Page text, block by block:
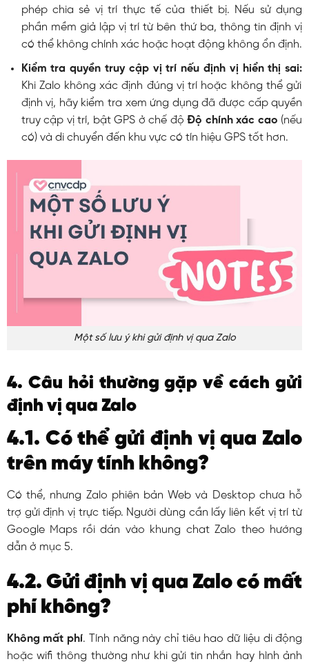
phép chia sẻ vị trí thực tế của thiết bị. Nếu sử dụng
phần mềm giả lập vị trí từ bên thứ ba, thông tin định vị
có thể không chính xác hoặc hoạt động không ổn định.
Kiểm tra quyền truy cập vị trí nếu định vị hiển thị sai:
Khi Zalo không xác định đúng vị trí hoặc không thể gửi
định vị, hãy kiểm tra xem ứng dụng đã được cấp quyền
truy cập vị trí, bật GPS ở chế độĐộ chính xác cao (nếu
có) và di chuyển đến khu vực có tín hiệu GPS tốt hơn.
Một số lưu ý khi gửi định vị qua Zalo
4. Câu hỏi thường gặp về cách gửi
định vị qua Zalo
4.1. Có thể gửi định vị qua Zalo
trên máy tính không?
Có thể, nhưng Zalo phiên bản Web và Desktop chưa hỗ
trợ gửi định vị trực tiếp. Người dùng cần lấy liên kết vị trí từ
Google Maps rồi dán vào khung chat Zalo theo hướng
dẫn ở mục 5.
4.2. Gửi định vị qua Zalo có mất
phí không?
Không mất phí. Tính năng này chỉ tiêu hao dữ liệu di động
hoặc wifi thông thường như khi gửi tin nhắn hay hình ảnh